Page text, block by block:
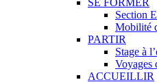
SE FORMER
Section
Mobilité
PARTIR
Stage à
Voyages
ACCUEILLIR